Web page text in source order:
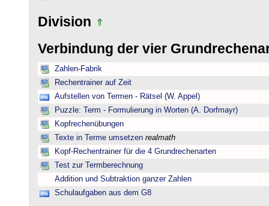
Division
Verbindung der vier
Zahlen-Fabrik
Rechentrainer auf Zeit
Aufstellen von Termen - Rätsel (W. Appel)
Puzzle: Term - Formulierung in Worten (A. Dorfmayr)
Kopfrechenübungen
Texte in Terme umsetzen realmath
Kopf-Rechentrainer für die 4 Grundrechenarten
Test zur Termberechnung
Addition und Subtraktion ganzer Zahlen
Schulaufgaben aus dem G8